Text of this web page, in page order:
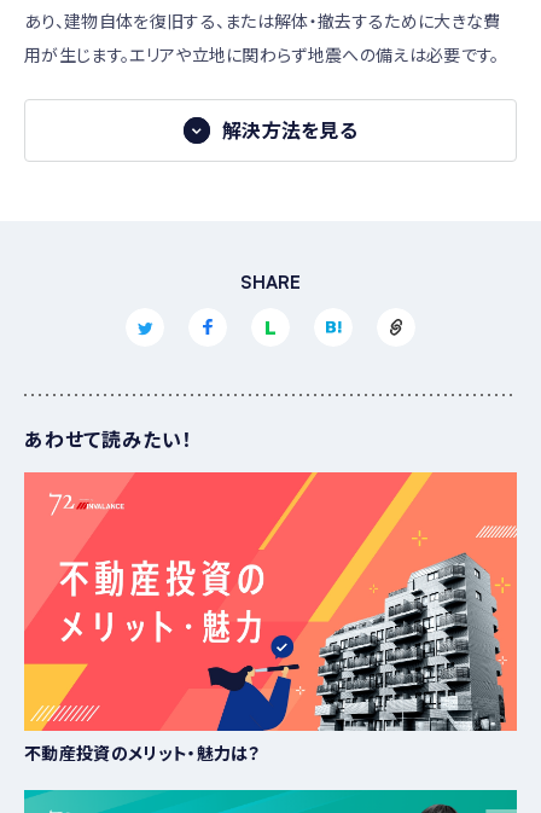
・宅配ボックス
・浴室換気乾燥機
※ 出典：全国賃貸住宅新聞「ネット無料、安定の2冠【人気設
備ランキング2022】」
築物件といっても年数が経って家賃が一気に下がってしまう
談しました。
すると、「たとえ、家賃が下がるとしても、長い期間をかけて緩
やかになるだろう」と話してくれました。また、過去のデータも
紹介してくれて家賃を下げた実績がほとんどないことも分か
り安心しました。
会社員 / ソフトウェア
支払い能力や属性を審査します。また、入居者希望者とのや
り取りを通して問題のある人物かどうかも確認します。質の
つです。家賃の滞納が発生すると、家賃保証会社がオーナー
に家賃を補償してくれる他、入居者への取り立ても代行してく
あり、建物自体を復旧する、または解体・撤去するために大きな費
用が生じます。エリアや立地に関わらず地震への備えは必要です。
地震保険は火災保険とセットでないと加入できません。また、
50％の範囲、保険金額の限度額は「建物5,000万円」「家財
1,000万円」と制限があることを知っておきましょう。
ハザードマップで確認する
物件を検討する際には、各自治体が発行しているハザードマ
ップを確認しましょう。災害時の危険箇所が可視化されてお
り、危険度のレベルをチェックすることができます。
東京都 地震に関する地域危険度測定調査
東京都では、東京都都市整備局が「地震に関する地域危険
度測定調査」を5年に一度行っています。この調査に基づき、
都内の市街化区域の5,192町丁目について、各地域における
解決方法を見る
SHARE
あわせて読みたい！
不動産投資のメリット・魅力は？